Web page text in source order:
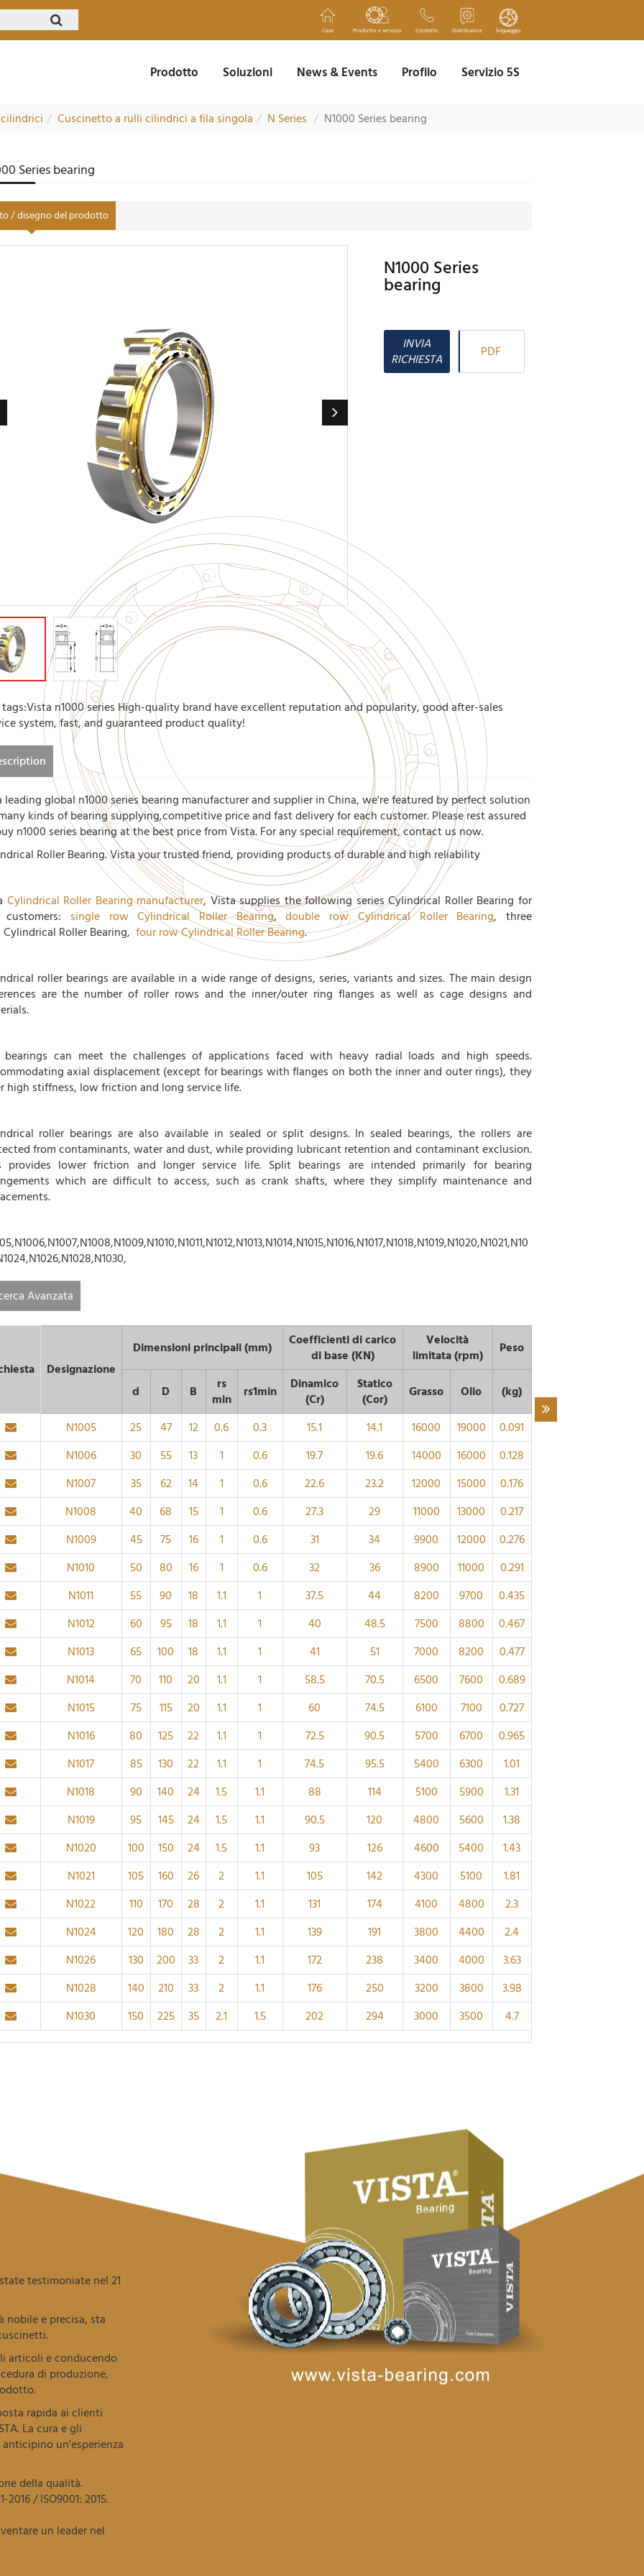
Casa Prodotto e servizio Contatto Distributore linguaggio
Prodotto Soluzioni News & Events Profilo Servizio 5S
Cuscinetto a rulli cilindrici a fila singola N Series N1000 Series bearing
Series bearing
/ disegno del prodotto
N1000 Series
bearing
INVIA
RICHIESTA
PDF
n1000 series High-quality brand have excellent reputation and popularity, good after-sales
system, fast, and guaranteed product quality!
leading global n1000 series bearing manufacturer and supplier in China, we're featured by perfect solution
kinds of bearing supplying,competitive price and fast delivery for each customer. Please rest assured
n1000 series bearing at the best price from Vista. For any special requirement, contact us now.
Roller Bearing. Vista your trusted friend, providing products of durable and high reliability
Cylindrical Roller Bearing manufacturer, Vista supplies the following series Cylindrical Roller Bearing for
single row Cylindrical Roller Bearing,double row Cylindrical Roller Bearing, three
Roller Bearing, four row Cylindrical Roller Bearing.
roller bearings are available in a wide range of designs, series, variants and sizes. The main design
are the number of roller rows and the inner/outer ring flanges as well as cage designs and
bearings can meet the challenges of applications faced with heavy radial loads and high speeds.
axial displacement (except for bearings with flanges on both the inner and outer rings), they
high stiffness, low friction and long service life.
roller bearings are also available in sealed or split designs. In sealed bearings, the rollers are
from contaminants, water and dust, while providing lubricant retention and contaminant exclusion.
provides lower friction and longer service life. Split bearings are intended primarily for bearing
which are difficult to access, such as crank shafts, where they simplify maintenance and
Avanzata
Designazione
Dimensioni principali (mm)
Coefficienti di carico
di base (KN)
Velocità
limitata (rpm)
Peso
d D B
rs
min
rs1min
Dinamico
(Cr)
Statico
(Cor)
Grasso Olio
(kg)
N1005
25 47 12 0.6 0.3 15.1 14.1 16000 19000
0.091
N1006
30 55 13 1 0.6 19.7 19.6 14000 16000
0.128
N1007
35 62 14 1 0.6 22.6 23.2 12000 15000
0.176
N1008
40 68 15 1 0.6 27.3 29 11000 13000
0.217
N1009
45 75 16 1 0.6 31 34 9900 12000
0.276
N1010
50 80 16 1 0.6 32 36 8900 11000
0.291
N1011
55 90 18 1.1 1 37.5 44 8200 9700
0.435
N1012
60 95 18 1.1 1 40 48.5 7500 8800
0.467
N1013
65 100 18 1.1 1 41 51 7000 8200
0.477
N1014
70 110 20 1.1 1 58.5 70.5 6500 7600
0.689
N1015
75 115 20 1.1 1 60 74.5 6100 7100
0.727
N1016
80 125 22 1.1 1 72.5 90.5 5700 6700
0.965
N1017
85 130 22 1.1 1 74.5 95.5 5400 6300
1.01
N1018
90 140 24 1.5 1.1 88 114 5100 5900
1.31
N1019
95 145 24 1.5 1.1 90.5 120 4800 5600
1.38
N1020
100 150 24 1.5 1.1 93 126 4600 5400
1.43
N1021
105 160 26 2 1.1 105 142 4300 5100
1.81
N1022
110 170 28 2 1.1 131 174 4100 4800
2.3
N1024
120 180 28 2 1.1 139 191 3800 4400
2.4
N1026
130 200 33 2 1.1 172 238 3400 4000
3.63
N1028
140 210 33 2 1.1 176 250 3200 3800
3.98
N1030
150 225 35 2.1 1.5 202 294 3000 3500 4.7
testimoniate nel 21
nobile e precisa, sta
articoli e conducendo
di produzione,
rapida ai clienti
La cura e gli
un'esperienza
della qualità.
/ ISO9001: 2015.
un leader nel